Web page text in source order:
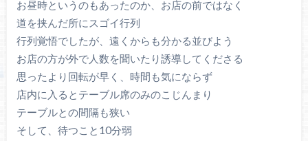
お昼時というのもあったのか、お店の前ではなく
道を挟んだ所にスゴイ行列
行列覚悟でしたが、遠くからも分かる並びよう
お店の方が外で人数を聞いたり誘導してくださる
思ったより回転が早く、時間も気にならず
店内に入るとテーブル席のみのこじんまり
テーブルとの間隔も狭い
そして、待つこと10分弱